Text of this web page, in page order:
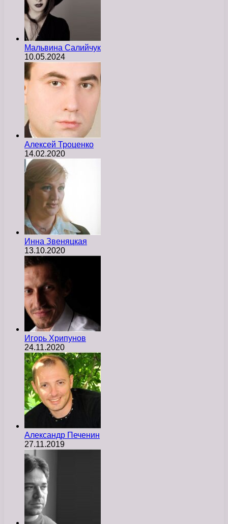
Мальвина Салийчук
10.05.2024
Алексей Троценко
14.02.2020
Инна Звеняцкая
13.10.2020
Игорь Хрипунов
24.11.2020
Александр Печенин
27.11.2019